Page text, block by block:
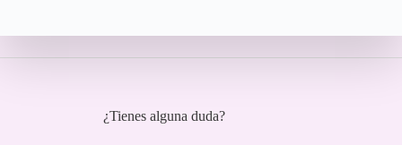
¿Tienes alguna duda?